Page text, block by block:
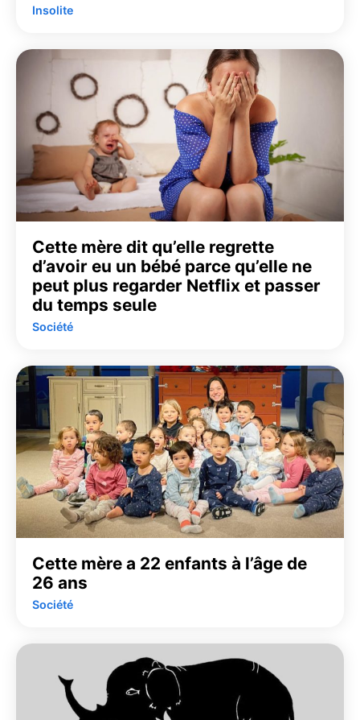
Insolite
Cette mère dit qu’elle regrette
d’avoir eu un bébé parce qu’elle ne
peut plus regarder Netflix et passer
du temps seule
Société
Cette mère a 22 enfants à l’âge de
26 ans
Société